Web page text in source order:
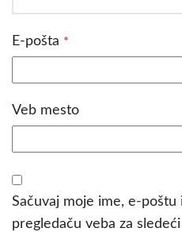
E-pošta *
Veb mesto
Sačuvaj moje ime, e-
pregledaču veba za